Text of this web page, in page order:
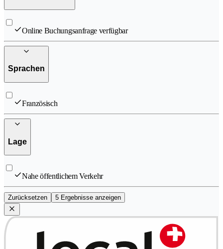
Online Buchungsanfrage verfügbar
Sprachen
Französisch
Lage
Nahe öffentlichem Verkehr
Zurücksetzen 5 Ergebnisse anzeigen